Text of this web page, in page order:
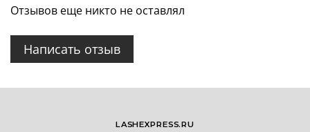
Отзывов еще никто не оставлял
Написать отзыв
LASHEXPRESS.RU